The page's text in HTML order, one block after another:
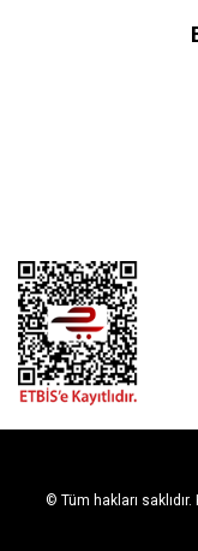
© Tüm hakları